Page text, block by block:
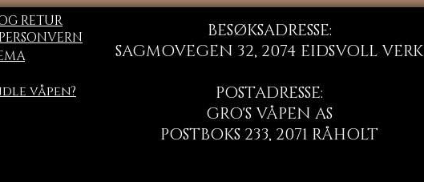
RETUR
BESØKSADRESSE:
SAGMOVEGEN 32, 2074 EIDSVOLL VERK
POSTADRESSE:
GRO'S VÅPEN AS
POSTBOKS 233, 2071 RÅHOLT
våpen?